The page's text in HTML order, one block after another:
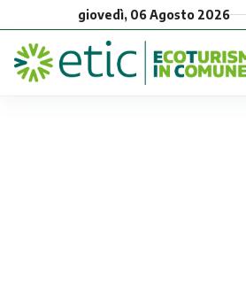
giovedì, 06 Agosto 2026